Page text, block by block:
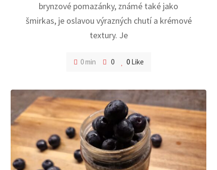
brynzové pomazánky, známé také jako
šmirkas, je oslavou výrazných chutí a krémové
textury. Je
0 min 0 0Like